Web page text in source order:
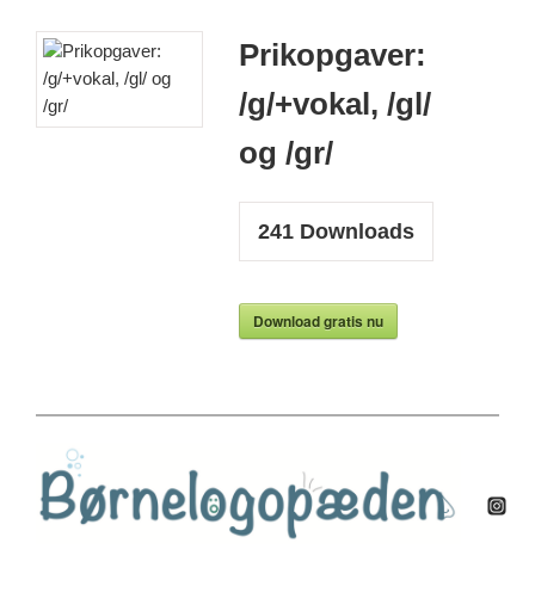
Prikopgaver:
/g/+vokal, /gl/
og /gr/
241Downloads
Download gratis nu